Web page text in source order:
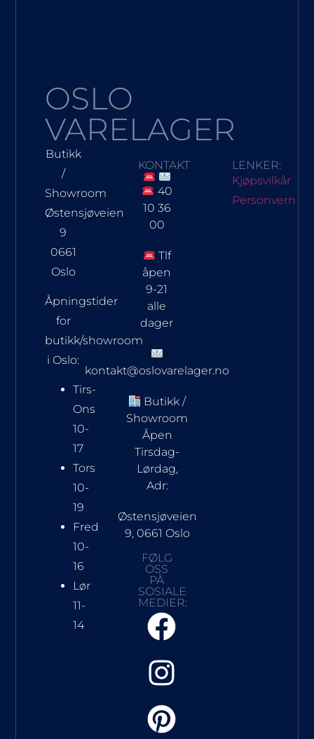
OSLO
VARELAGER
Butikk
/
Showroom
Østensjøveien
9
0661
Oslo
Åpningstider
for
butikk/showroom
i Oslo:
Tirs-
Ons
10-
17
Tors
10-
19
Fred
10-
16
Lør
11-
14
KONTAKT
40
10 36
00
Tlf
åpen
9-21
alle
dager
kontakt@oslovarelager.no
Butikk /
Showroom
Åpen
Tirsdag-
Lørdag,
Adr:
Østensjøveien
9, 0661 Oslo
FØLG
OSS
PÅ
SOSIALE
MEDIER:
LENKER:
Kjøpsvilkår
Personvern